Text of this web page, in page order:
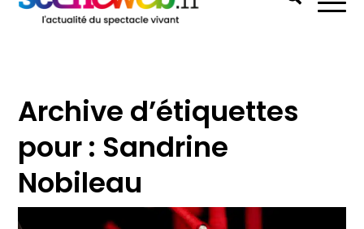
Archive d’étiquettes
pour : Sandrine
Nobileau